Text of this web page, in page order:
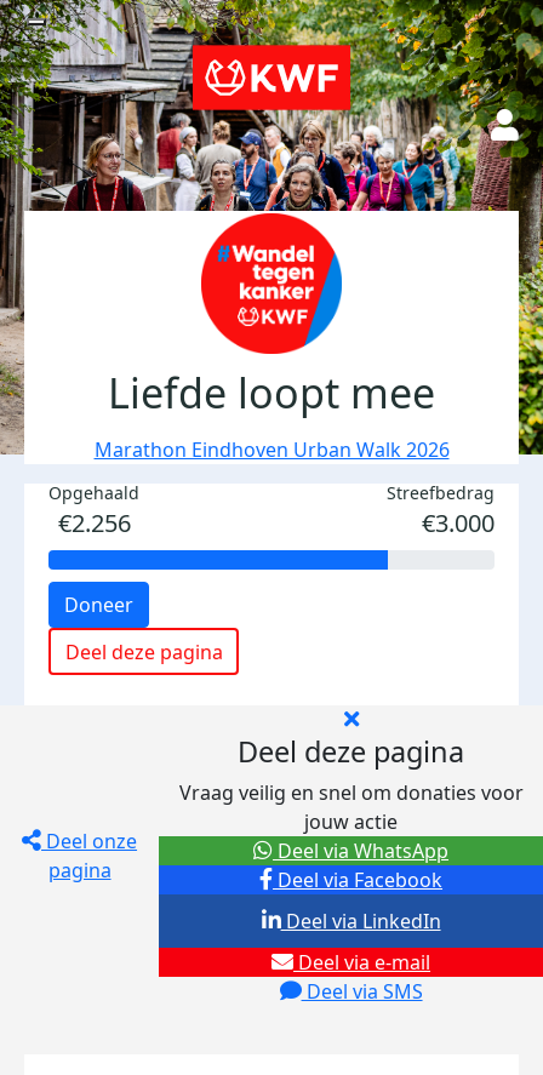
Liefde loopt mee
Marathon Eindhoven Urban Walk 2026
Opgehaald
€2.256
Streefbedrag
€3.000
Doneer
Deel deze pagina
Deel onze
pagina
Deel deze pagina
Vraag veilig en snel om donaties voor
jouw actie
Deel via Facebook
Deel via e-mail
Deel via SMS
Deel via LinkedIn
Deel via WhatsApp